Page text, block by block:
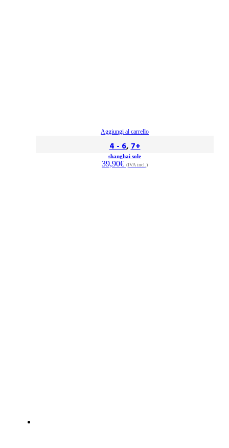
Aggiungi al carrello
4 - 6,7+
shanghai sole
39,90€ (IVA incl.)